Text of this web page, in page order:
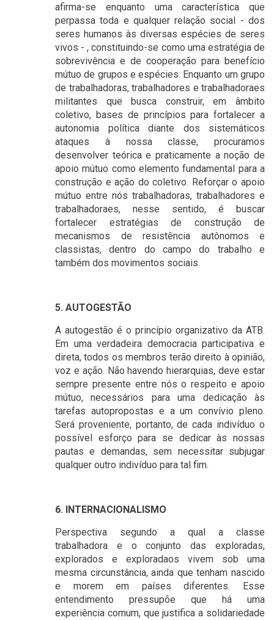
afirma-se enquanto uma característica que
perpassa toda e qualquer relação social - dos
seres humanos às diversas espécies de seres
vivos - , constituindo-se como uma estratégia de
sobrevivência e de cooperação para benefício
mútuo de grupos e espécies. Enquanto um grupo
de trabalhadoras, trabalhadores e trabalhadoraes
militantes que busca construir, em âmbito
coletivo, bases de princípios para fortalecer a
autonomia política diante dos sistemáticos
ataques à nossa classe, procuramos
desenvolver teórica e praticamente a noção de
apoio mútuo como elemento fundamental para a
construção e ação do coletivo. Reforçar o apoio
mútuo entre nós trabalhadoras, trabalhadores e
trabalhadoraes, nesse sentido, é buscar
fortalecer estratégias de construção de
mecanismos de resistência autônomos e
classistas, dentro do campo do trabalho e
também dos movimentos sociais.
5. AUTOGESTÃO
A autogestão é o princípio organizativo da ATB.
Em uma verdadeira democracia participativa e
direta, todos os membros terão direito à opinião,
voz e ação. Não havendo hierarquias, deve estar
sempre presente entre nós o respeito e apoio
mútuo, necessários para uma dedicação às
tarefas autopropostas e a um convívio pleno.
Será proveniente, portanto, de cada indivíduo o
possível esforço para se dedicar às nossas
pautas e demandas, sem necessitar subjugar
qualquer outro indivíduo para tal fim.
6. INTERNACIONALISMO
Perspectiva segundo a qual a classe
trabalhadora e o conjunto das exploradas,
explorados e exploradaos vivem sob uma
mesma circunstância, ainda que tenham nascido
e morem em países diferentes. Esse
entendimento pressupõe que há uma
experiência comum, que justifica a solidariedade